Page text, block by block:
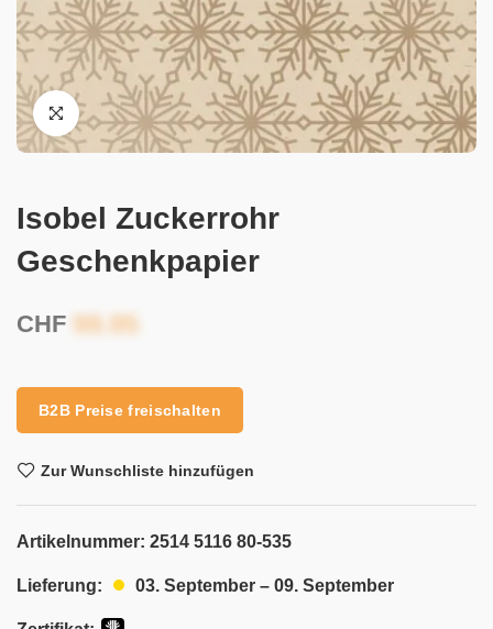
Isobel Zuckerrohr
Geschenkpapier
CHF
B2B Preise freischalten
Zur Wunschliste hinzufügen
Artikelnummer: 2514 5116 80-535
Lieferung: 03. September – 09. September